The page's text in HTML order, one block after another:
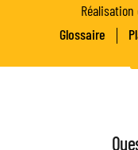
Glossaire